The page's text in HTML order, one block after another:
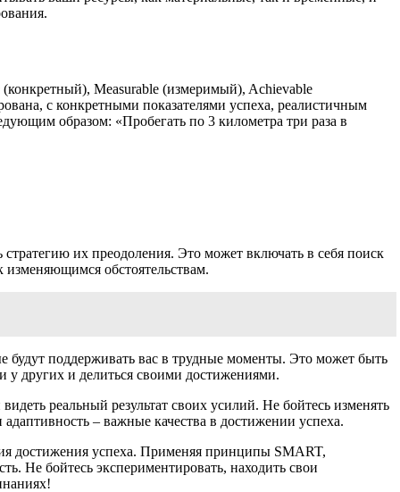
Measurable (измеримый), Achievable
с конкретными показателями успеха, реалистичным
образом: «Пробегать по 3 километра три раза в
их преодоления. Это может включать в себя поиск
изменяющимся обстоятельствам.
поддерживать вас в трудные моменты. Это может быть
других и делиться своими достижениями.
реальный результат своих усилий. Не бойтесь изменять
– важные качества в достижении успеха.
достижения успеха. Применяя принципы SMART,
Не бойтесь экспериментировать, находить свои